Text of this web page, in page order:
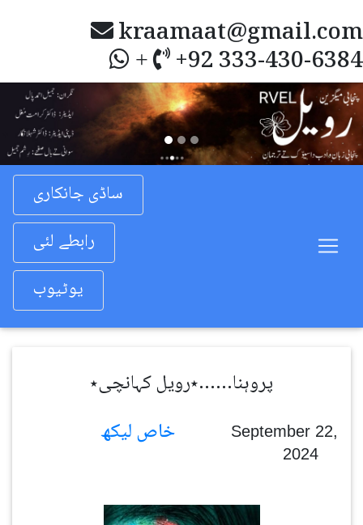
kraamaat@gmail.com
+ +92 333-430-6384
Previous
ساڈی جانکاری
رابطے لئی
یوٹیوب
پروہنا……٭رویل کہانچی٭
September 22,
2024